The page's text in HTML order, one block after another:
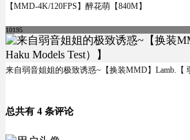
【MMD-4K/120FPS】醉花萌【840M】
10195
来自弱音姐姐的极致诱惑~【换装MMD】Lamb.【
总共有 4 条评论